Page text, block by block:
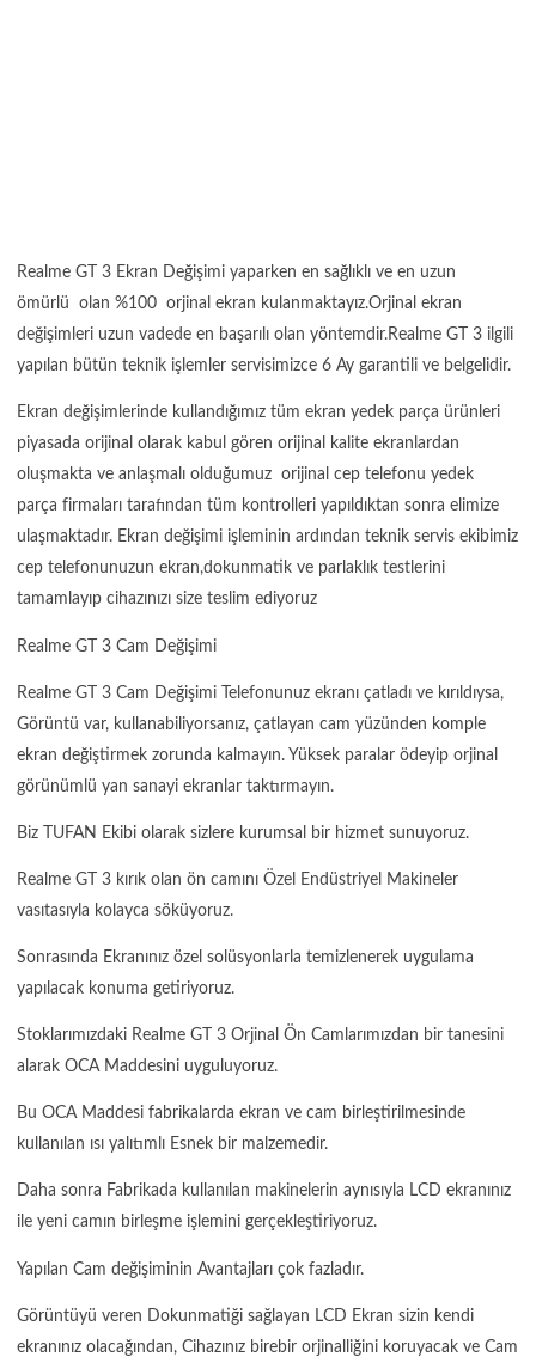
Realme GT 3 Ekran Değişimi yaparken en sağlıklı ve en uzun
ömürlü olan %100 orjinal ekran kulanmaktayız.Orjinal ekran
değişimleri uzun vadede en başarılı olan yöntemdir.Realme GT 3 ilgili
yapılan bütün teknik işlemler servisimizce 6 Ay garantili ve belgelidir.
Ekran değişimlerinde kullandığımız tüm ekran yedek parça ürünleri
piyasada orijinal olarak kabul gören orijinal kalite ekranlardan
oluşmakta ve anlaşmalı olduğumuz orijinal cep telefonu yedek
parça firmaları tarafından tüm kontrolleri yapıldıktan sonra elimize
ulaşmaktadır. Ekran değişimi işleminin ardından teknik servis ekibimiz
cep telefonunuzun ekran,dokunmatik ve parlaklık testlerini
tamamlayıp cihazınızı size teslim ediyoruz
Realme GT 3 Cam Değişimi
Realme GT 3 Cam Değişimi Telefonunuz ekranı çatladı ve kırıldıysa,
Görüntü var, kullanabiliyorsanız, çatlayan cam yüzünden komple
ekran değiştirmek zorunda kalmayın. Yüksek paralar ödeyip orjinal
görünümlü yan sanayi ekranlar taktırmayın.
Biz TUFAN Ekibi olarak sizlere kurumsal bir hizmet sunuyoruz.
Realme GT 3 kırık olan ön camını Özel Endüstriyel Makineler
vasıtasıyla kolayca söküyoruz.
Sonrasında Ekranınız özel solüsyonlarla temizlenerek uygulama
yapılacak konuma getiriyoruz.
Stoklarımızdaki Realme GT 3 Orjinal Ön Camlarımızdan bir tanesini
alarak OCA Maddesini uyguluyoruz.
Bu OCA Maddesi fabrikalarda ekran ve cam birleştirilmesinde
kullanılan ısı yalıtımlı Esnek bir malzemedir.
Daha sonra Fabrikada kullanılan makinelerin aynısıyla LCD ekranınız
ile yeni camın birleşme işlemini gerçekleştiriyoruz.
Yapılan Cam değişiminin Avantajları çok fazladır.
Görüntüyü veren Dokunmatiği sağlayan LCD Ekran sizin kendi
ekranınız olacağından, Cihazınız birebir orjinalliğini koruyacak ve Cam